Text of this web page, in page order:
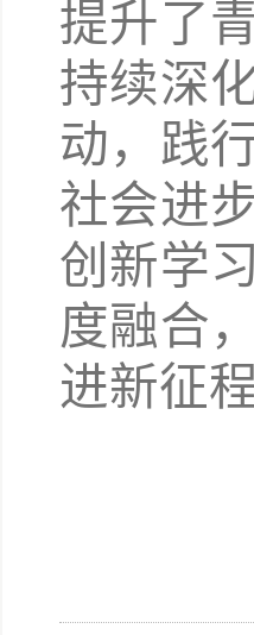
提升了
持续深
动，践
社会进
创新学
度融合
进新征